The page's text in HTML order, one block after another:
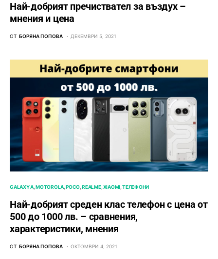
Най-добрият пречиствател за въздух –
мнения и цена
ОТ БОРЯНА ПОПОВА ДЕКЕМВРИ 5, 2021
GALAXY A MOTOROLA POCO REALME XIAOMI ТЕЛЕФОНИ
Най-добрият среден клас телефон с цена от
500 до 1000 лв. – сравнения,
характеристики, мнения
ОТ БОРЯНА ПОПОВА ОКТОМВРИ 4, 2021